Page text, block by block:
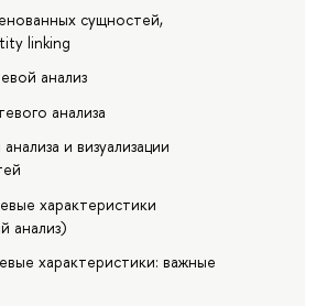
сущностей,
linking
анализ
анализа
и визуализации
характеристики
анализ)
характеристики: важные